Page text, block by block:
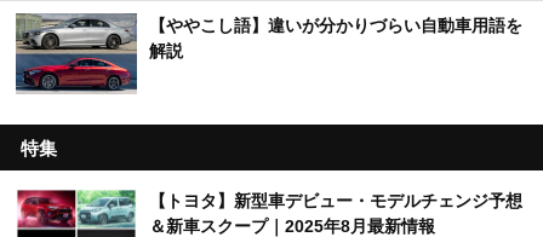
【ややこし語】違いが分かりづらい自動車用語を
解説
特集
【トヨタ】新型車デビュー・モデルチェンジ予想
＆新車スクープ｜2025年8月最新情報